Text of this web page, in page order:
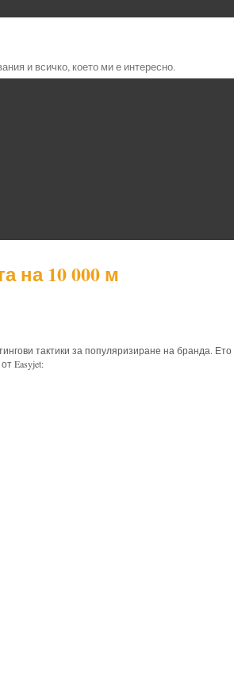
и всичко, което ми е интересно.
на 10 000 м
тактики за популяризиране на бранда. Ето
Easyjet: